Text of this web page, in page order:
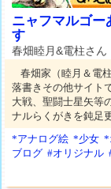
ニャフマルゴー
す
春畑睦月&電柱さん
春畑家（睦月＆電
落書きその他サイト
大戦、聖闘士星矢等
ナルらくがきを鈍足
*アナログ絵 *少女 *
ブログ #オリジナル